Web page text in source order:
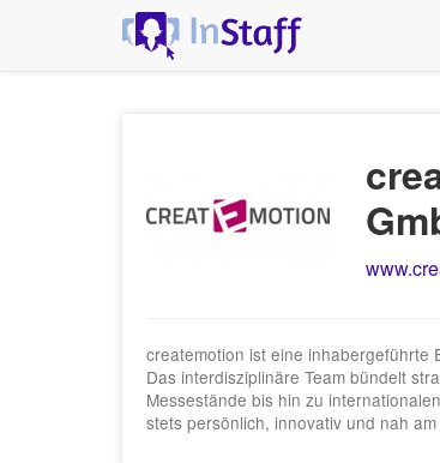
createmotion ist eine inhabergeführte
Das interdisziplinäre Team bündelt
Messestände bis hin zu
stets persönlich, innovativ und nah